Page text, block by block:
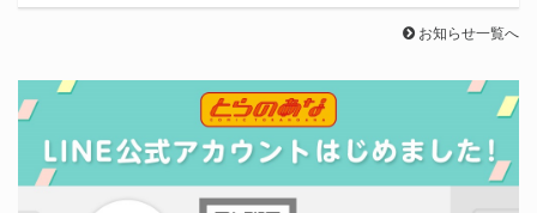
お知らせ一覧へ